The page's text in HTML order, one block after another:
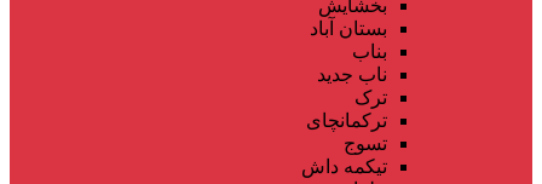
بخشایش
بستان آباد
بناب
ناب جدید
ترک
ترکمانچای
تسوج
تیکمه داش